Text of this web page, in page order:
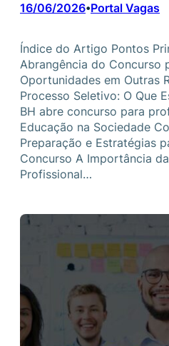
16/06/2026•Portal Vagas
Índice do Artigo Pontos
Abrangência do Concurso
Oportunidades em Outras
Processo Seletivo: O Que
BH abre concurso para
Educação na Sociedade
Preparação e Estratégias
Concurso A Importância
Profissional…